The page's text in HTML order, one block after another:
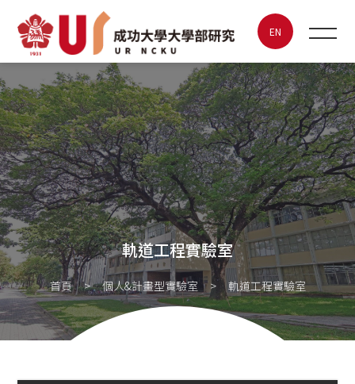
軌道工程實驗室
最新消息
關於UR
特色實驗室
大學生海報競賽
成大創新創業
聯絡我們
EN
軌道工程實驗室
首頁 個人&計畫型實驗室 軌道工程實驗室